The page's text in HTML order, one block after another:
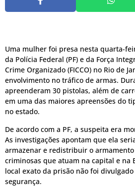
Uma mulher foi presa nesta quarta-
da Polícia Federal (PF) e da Força
Crime Organizado (FICCO) no Rio de
envolvimento no tráfico de armas.
apreenderam 30 pistolas, além de
em uma das maiores apreensões do
no estado.
De acordo com a PF, a suspeita era
As investigações apontam que ela
armazenar e redistribuir o
criminosas que atuam na capital e na
local exato da prisão não foi
segurança.